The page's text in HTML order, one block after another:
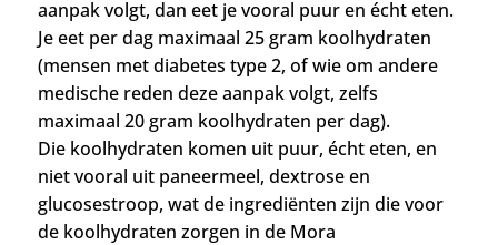
aanpak volgt, dan eet je vooral puur en écht eten.
Je eet per dag maximaal 25 gram koolhydraten
(mensen met diabetes type 2, of wie om andere
medische reden deze aanpak volgt, zelfs
maximaal 20 gram koolhydraten per dag).
Die koolhydraten komen uit puur, écht eten, en
niet vooral uit paneermeel, dextrose en
glucosestroop, wat de ingrediënten zijn die voor
de koolhydraten zorgen in de Mora